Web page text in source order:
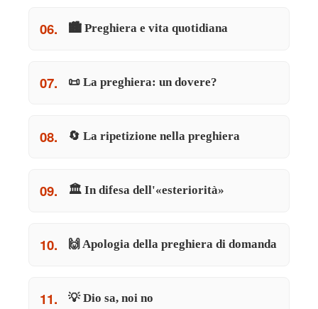
06. 🏙️ Preghiera e vita quotidiana
07. 📜 La preghiera: un dovere?
08. 🔄 La ripetizione nella preghiera
09. 🏛️ In difesa dell'«esteriorità»
10. 🙌 Apologia della preghiera di domanda
11. 💡 Dio sa, noi no